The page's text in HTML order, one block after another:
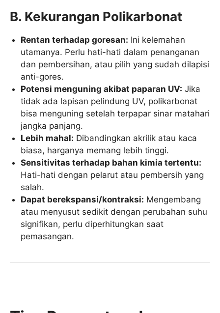
B. Kekurangan Polikarbonat
Rentan terhadap goresan: Ini kelemahan
utamanya. Perlu hati-hati dalam penanganan
dan pembersihan, atau pilih yang sudah dilapisi
anti-gores.
Potensi menguning akibat paparan UV: Jika
tidak ada lapisan pelindung UV, polikarbonat
bisa menguning setelah terpapar sinar matahari
jangka panjang.
Lebih mahal: Dibandingkan akrilik atau kaca
biasa, harganya memang lebih tinggi.
Sensitivitas terhadap bahan kimia tertentu:
Hati-hati dengan pelarut atau pembersih yang
salah.
Dapat berekspansi/kontraksi: Mengembang
atau menyusut sedikit dengan perubahan suhu
signifikan, perlu diperhitungkan saat
pemasangan.